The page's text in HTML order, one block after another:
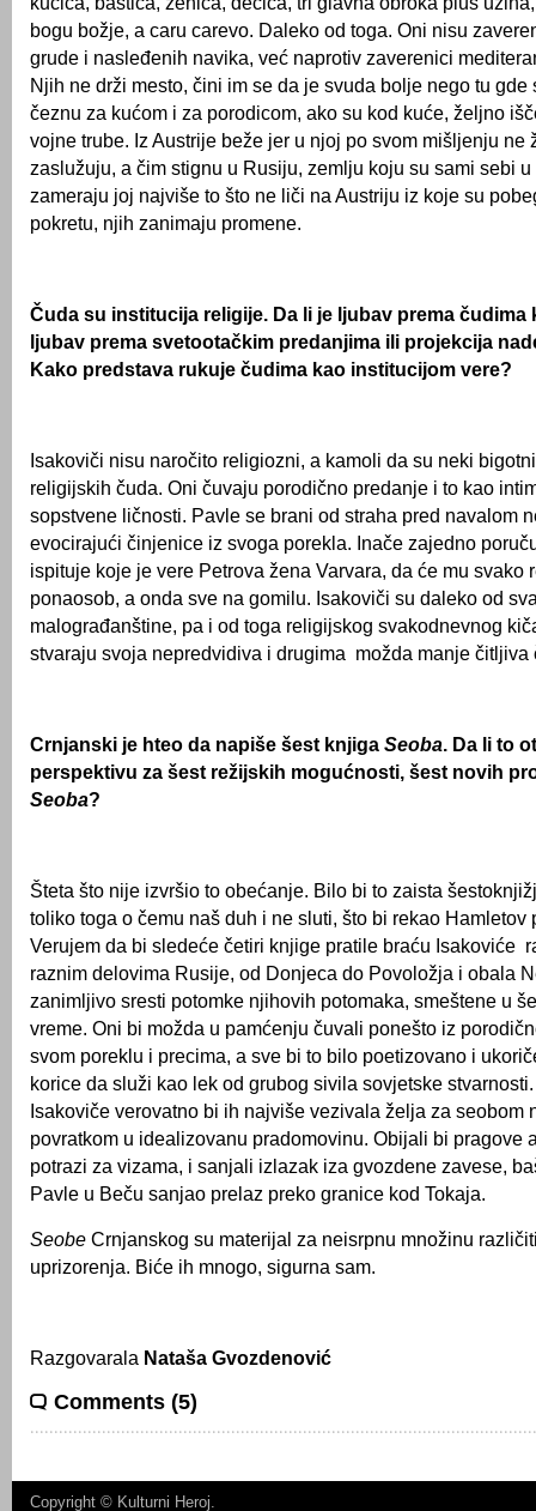
bogu božje, a caru carevo. Daleko od toga. Oni nisu
grude i nasleđenih navika, već naprotiv zaverenici
Njih ne drži mesto, čini im se da je svuda bolje nego tu gde
čeznu za kućom i za porodicom, ako su kod kuće, željno
vojne trube. Iz Austrije beže jer u njoj po svom mišljenju ne
zaslužuju, a čim stignu u Rusiju, zemlju koju su sami sebi
zameraju joj najviše to što ne liči na Austriju iz koje su
pokretu, njih zanimaju promene.
Čuda su institucija religije. Da li je ljubav prema čudima
ljubav prema svetootačkim predanjima ili projekcija
Kako predstava rukuje čudima kao institucijom vere?
Isakoviči nisu naročito religiozni, a kamoli da su neki
religijskih čuda. Oni čuvaju porodično predanje i to kao
sopstvene ličnosti. Pavle se brani od straha pred navalom
evocirajući činjenice iz svoga porekla. Inače zajedno
ispituje koje je vere Petrova žena Varvara, da će mu svako
ponaosob, a onda sve na gomilu. Isakoviči su daleko od
malograđanštine, pa i od toga religijskog svakodnevnog
stvaraju svoja nepredvidiva i drugima možda manje čitljiva
Crnjanski je hteo da napiše šest knjiga Seoba. Da li to
perspektivu za šest režijskih mogućnosti, šest novih
Seoba?
Šteta što nije izvršio to obećanje. Bilo bi to zaista
toliko toga o čemu naš duh i ne sluti, što bi rekao Hamletov
Verujem da bi sledeće četiri knjige pratile braću Isakoviće
raznim delovima Rusije, od Donjeca do Povoložja i obala
zanimljivo sresti potomke njihovih potomaka, smeštene u
vreme. Oni bi možda u pamćenju čuvali ponešto iz
svom poreklu i precima, a sve bi to bilo poetizovano i
korice da služi kao lek od grubog sivila sovjetske
Isakoviče verovatno bi ih najviše vezivala želja za seobom
povratkom u idealizovanu pradomovinu. Obijali bi pragove
potrazi za vizama, i sanjali izlazak iza gvozdene zavese,
Pavle u Beču sanjao prelaz preko granice kod Tokaja.
Seobe Crnjanskog su materijal za neisrpnu množinu
uprizorenja. Biće ih mnogo, sigurna sam.
Razgovarala Nataša Gvozdenović
Comments (5)
Copyright © Kulturni Heroj.